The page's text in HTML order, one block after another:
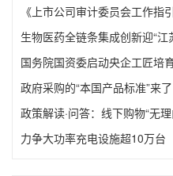
《上市公司审计委员会工作指
生物医药全链条集成创新迎“江
国务院国资委启动央企工匠培
政府采购的“本国产品标准”来了
政策解读·问答：线下购物“无
力争大功率充电设施超10万台